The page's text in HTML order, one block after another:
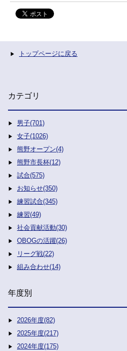
トップページに戻る
カテゴリ
男子(701)
女子(1026)
熊野オープン(4)
熊野市長杯(12)
試合(575)
お知らせ(350)
練習試合(345)
練習(49)
社会貢献活動(30)
OBOGの活躍(26)
リーグ戦(22)
組み合わせ(14)
年度別
2026年度(82)
2025年度(217)
2024年度(175)